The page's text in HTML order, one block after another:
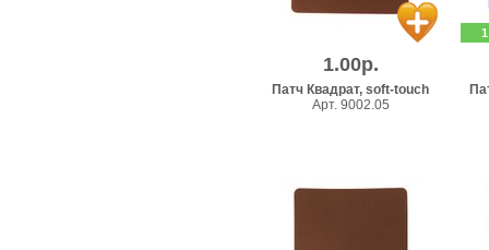
1.00р.
Патч Квадрат, soft-touch
Арт. 9002.05